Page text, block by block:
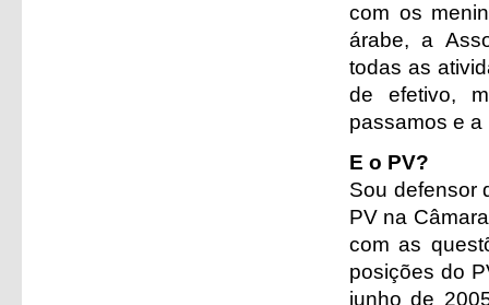
com os
árabe, a
todas as
de efetivo,
passamos e a
E o PV?
Sou defensor
PV na
com as
posições do
junho de